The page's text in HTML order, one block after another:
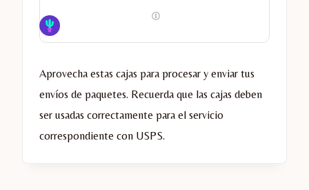
Aprovecha estas cajas para procesar y enviar tus
envíos de paquetes. Recuerda que las cajas deben
ser usadas correctamente para el servicio
correspondiente con USPS.